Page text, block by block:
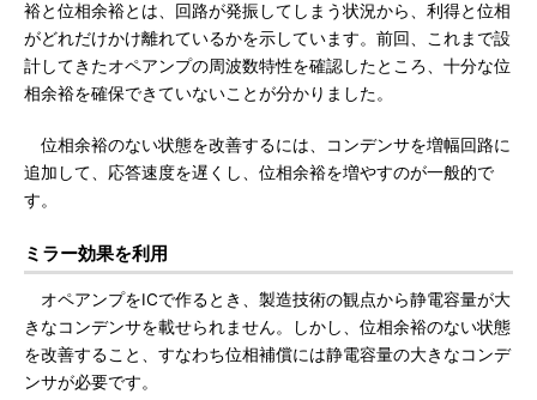
裕と位相余裕とは、回路が発振してしまう状況から、利得と位相
がどれだけかけ離れているかを示しています。前回、これまで設
計してきたオペアンプの周波数特性を確認したところ、十分な位
相余裕を確保できていないことが分かりました。
位相余裕のない状態を改善するには、コンデンサを増幅回路に
追加して、応答速度を遅くし、位相余裕を増やすのが一般的で
す。
ミラー効果を利用
オペアンプをICで作るとき、製造技術の観点から静電容量が大
きなコンデンサを載せられません。しかし、位相余裕のない状態
を改善すること、すなわち位相補償には静電容量の大きなコンデ
ンサが必要です。